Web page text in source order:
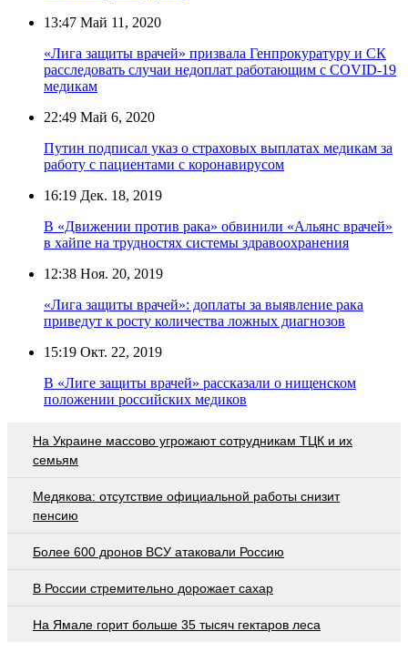
13:47 Май 11, 2020
«Лига защиты врачей» призвала Генпрокуратуру и СК
расследовать случаи недоплат работающим с COVID-19
медикам
22:49 Май 6, 2020
Путин подписал указ о страховых выплатах медикам за
работу с пациентами с коронавирусом
16:19 Дек. 18, 2019
В «Движении против рака» обвинили «Альянс врачей»
в хайпе на трудностях системы здравоохранения
12:38 Ноя. 20, 2019
«Лига защиты врачей»: доплаты за выявление рака
приведут к росту количества ложных диагнозов
15:19 Окт. 22, 2019
В «Лиге защиты врачей» рассказали о нищенском
положении российских медиков
На Украине массово угрожают сотрудникам ТЦК и их
семьям
Медякова: отсутствие официальной работы снизит
пенсию
Более 600 дронов ВСУ атаковали Россию
В России стремительно дорожает сахар
На Ямале горит больше 35 тысяч гектаров леса